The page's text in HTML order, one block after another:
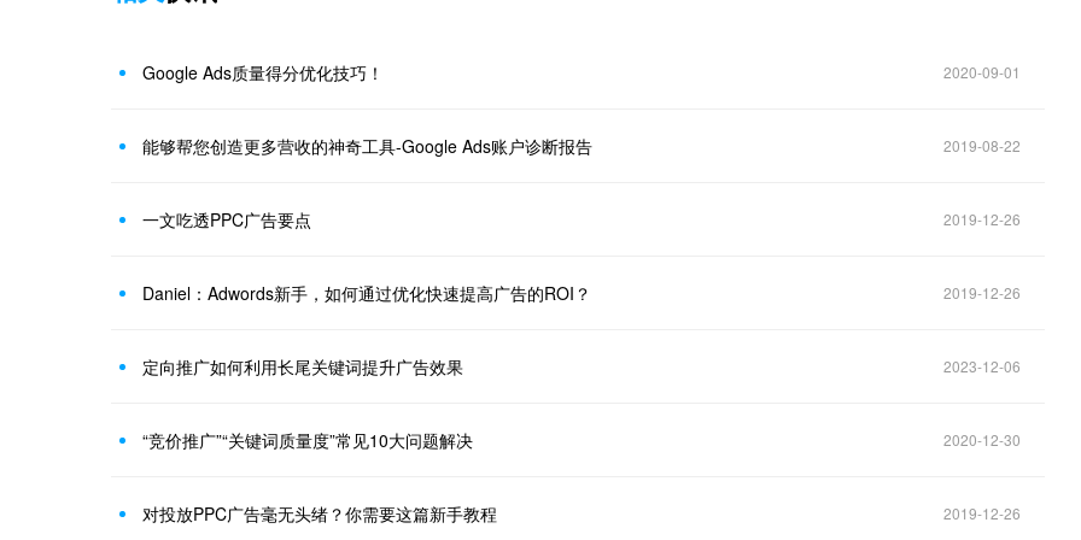
Google Ads质量得分优化技巧！ 2020-09-01
能够帮您创造更多营收的神奇工具-Google Ads账户诊断报告 2019-08-22
一文吃透PPC广告要点 2019-12-26
Daniel：Adwords新手，如何通过优化快速提高广告的ROI？ 2019-12-26
定向推广如何利用长尾关键词提升广告效果 2023-12-06
“竞价推广”“关键词质量度”常见10大问题解决 2020-12-30
对投放PPC广告毫无头绪？你需要这篇新手教程 2019-12-26